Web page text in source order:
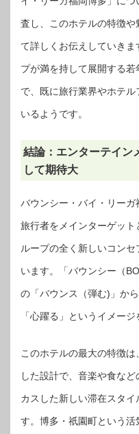
査し、このホテルの特徴
て詳しくお伝えしていき
プが満を持して展開する
で、既に旅行業界やホテ
いるようです。
結論：エンターテイン
して期待大
バウンシー・バイ・リー
旅行者をメインターゲッ
ループの全く新しいコン
います。「バウンシー（
の「バウンス（弾む)」か
「心躍る」というイメー
このホテルの最大の特徴
した設計で、音楽や食な
カスした新しい滞在スタ
す。博多・祇園町という